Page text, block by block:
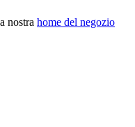
nostra home del negozio